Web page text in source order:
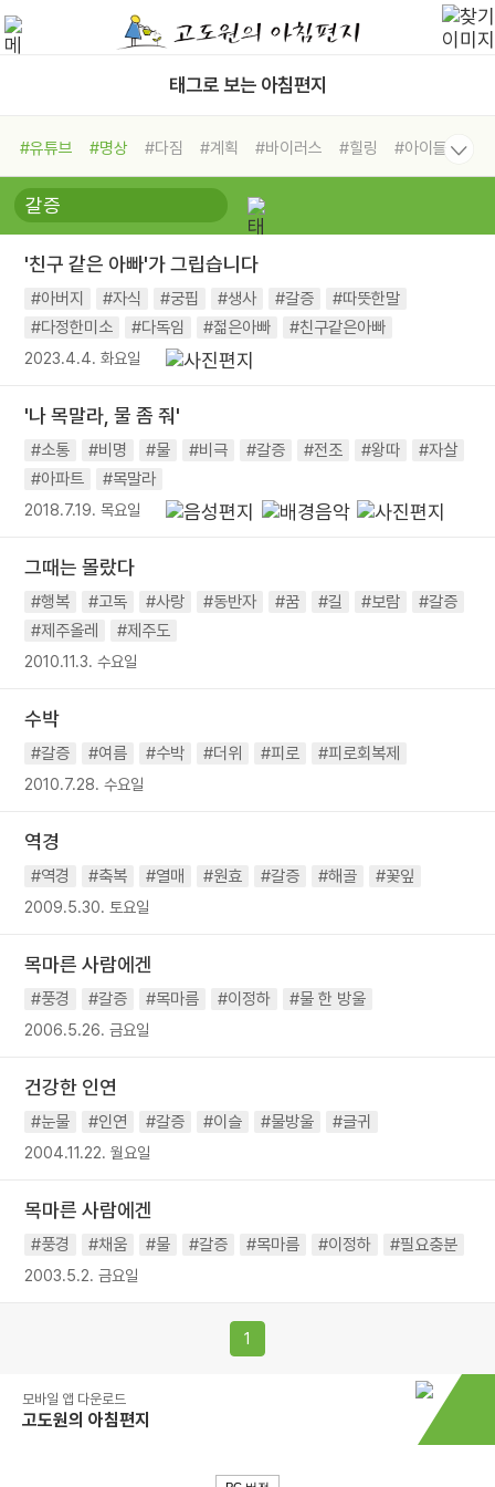
태그로 보는 아침편지
#유튜브 #명상 #다짐 #계획 #바이러스 #힐링
#아이들
#비전캠프
#독서캠프 #삶
#희망
#나눔 #친구 #링컨학교
#독서
#건강 #면역력
'친구 같은 아빠'가 그립습니다
#아버지 #자식 #궁핍 #생사 #갈증
#따뜻한말
#다정한미소
#다독임 #젊은아빠 #친구같은아빠
2023.4.4. 화요일
'나 목말라, 물 좀 줘'
#소통 #비명 #물 #비극 #갈증 #전조 #왕따
#자살
#아파트
#목말라
2018.7.19. 목요일
그때는 몰랐다
#행복 #고독 #사랑 #동반자 #꿈 #길 #보람
#갈증
#제주올레
#제주도
2010.11.3. 수요일
수박
#갈증 #여름 #수박 #더위 #피로 #피로회복제
2010.7.28. 수요일
역경
#역경 #축복 #열매 #원효 #갈증 #해골 #꽃잎
2009.5.30. 토요일
목마른 사람에겐
#풍경 #갈증 #목마름 #이정하 #물 한 방울
2006.5.26. 금요일
건강한 인연
#눈물 #인연 #갈증 #이슬 #물방울 #글귀
2004.11.22. 월요일
목마른 사람에겐
#풍경 #채움 #물 #갈증 #목마름 #이정하 #필요충분
2003.5.2. 금요일
1
모바일 앱 다운로드
고도원의 아침편지